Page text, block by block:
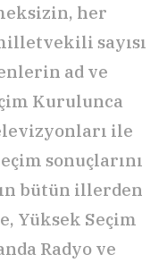
her
sayısı
ad ve
Kurulunca
ile
sonuçlarını
bütün illerden
Yüksek Seçim
Radyo ve